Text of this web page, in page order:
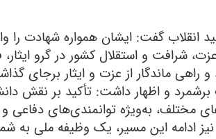
گفت: ایشان همواره شهادت را
شرافت و استقلال کشور در گرو ایثار،
ماندگار از عزت و ایثار برجای
برشمرد و اظهار داشت: تأکید بر نقش
مختلف، به‌ویژه توانمندی‌های دفاعی
ادامه این مسیر، یک وظیفه ملی به